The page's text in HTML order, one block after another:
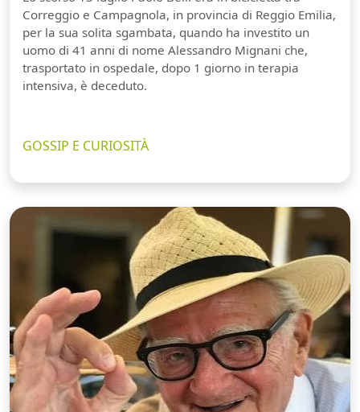
Correggio e Campagnola, in provincia di Reggio Emilia,
per la sua solita sgambata, quando ha investito un
uomo di 41 anni di nome Alessandro Mignani che,
trasportato in ospedale, dopo 1 giorno in terapia
intensiva, è deceduto.
GOSSIP E CURIOSITÀ